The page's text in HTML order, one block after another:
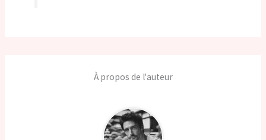
À propos de l'auteur